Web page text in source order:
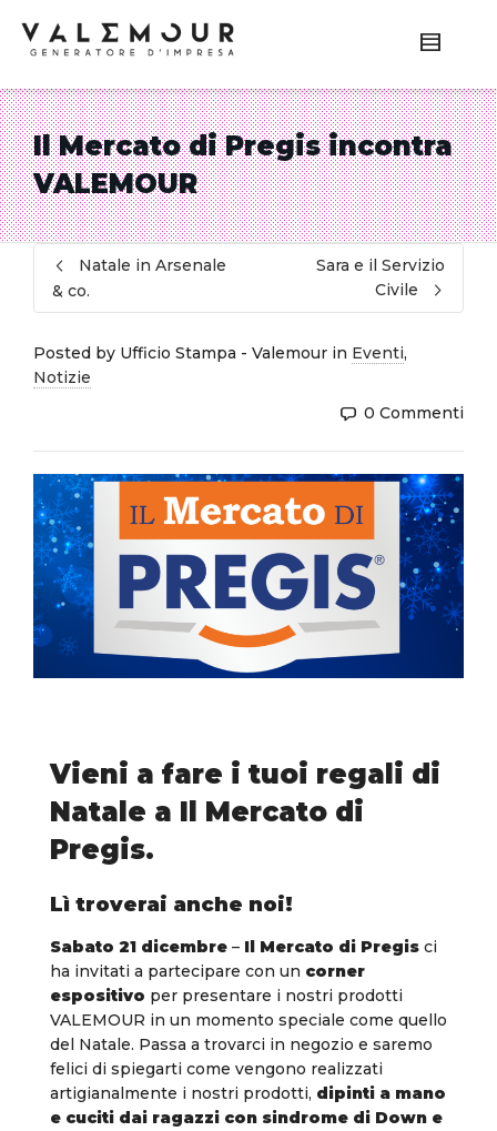
Il Mercato di Pregis incontra
VALEMOUR
Natale in Arsenale
& co.
Sara e il Servizio
Civile
Posted by Ufficio Stampa - Valemour in Eventi,
Notizie
0 Commenti
Vieni a fare i tuoi regali di
Natale a Il Mercato di
Pregis.
Lì troverai anche noi!
Sabato 21 dicembre – Il Mercato di Pregis ci
ha invitati a partecipare con un corner
espositivo per presentare i nostri prodotti
VALEMOUR in un momento speciale come quello
del Natale. Passa a trovarci in negozio e saremo
felici di spiegarti come vengono realizzati
artigianalmente i nostri prodotti, dipinti a mano
e cuciti dai ragazzi con sindrome di Down e